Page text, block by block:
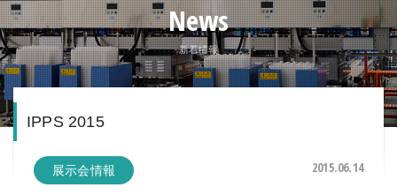
News
新着情報
IPPS 2015
展示会情報 2015.06.14